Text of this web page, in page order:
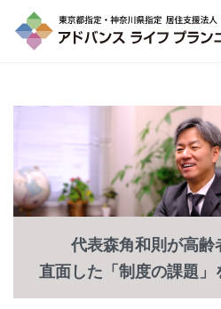
代表森角和則が高
直面した「制度の課題」